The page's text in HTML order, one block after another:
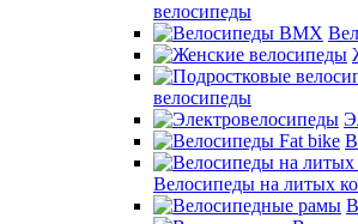
велосипеды
велосипеды
Велосипеды на литых